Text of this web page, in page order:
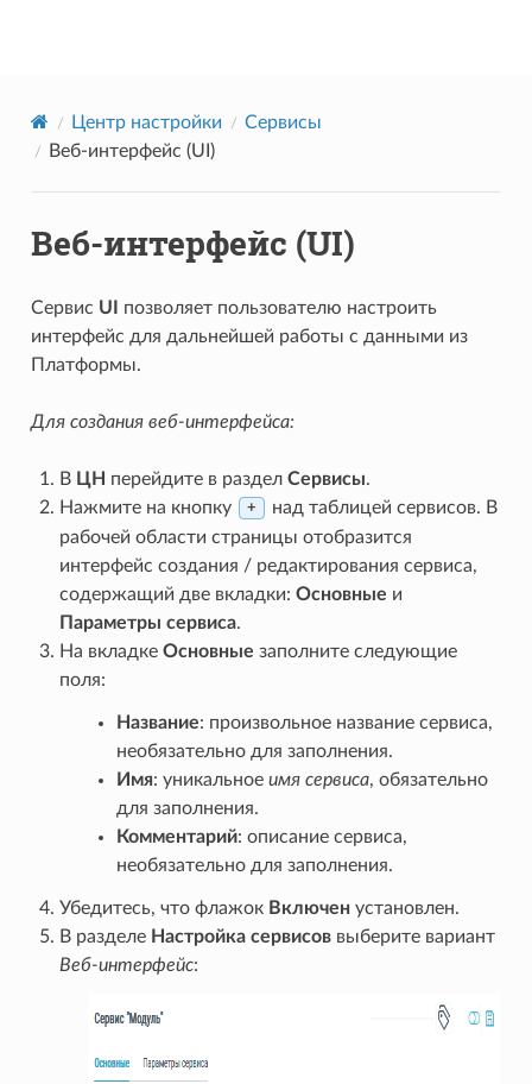
Центр настройки
Сервисы
Веб-интерфейс (UI)
Веб-интерфейс (UI)
Сервис UI
позволяет пользователю настроить
интерфейс для дальнейшей работы с данными из
Платформы.
Для создания веб-интерфейса:
В ЦН перейдите в раздел Сервисы.
Нажмите на кнопку
+
над таблицей сервисов. В
рабочей области страницы отобразится
интерфейс создания / редактирования сервиса,
содержащий две вкладки: Основные и
Параметры сервиса.
На вкладке Основные заполните следующие
поля:
Название: произвольное название сервиса,
необязательно для заполнения.
Имя: уникальное имя сервиса, обязательно
для заполнения.
Комментарий: описание сервиса,
необязательно для заполнения.
Убедитесь, что флажок Включенустановлен.
В разделе Настройка сервисоввыберите вариант
Веб-интерфейс: